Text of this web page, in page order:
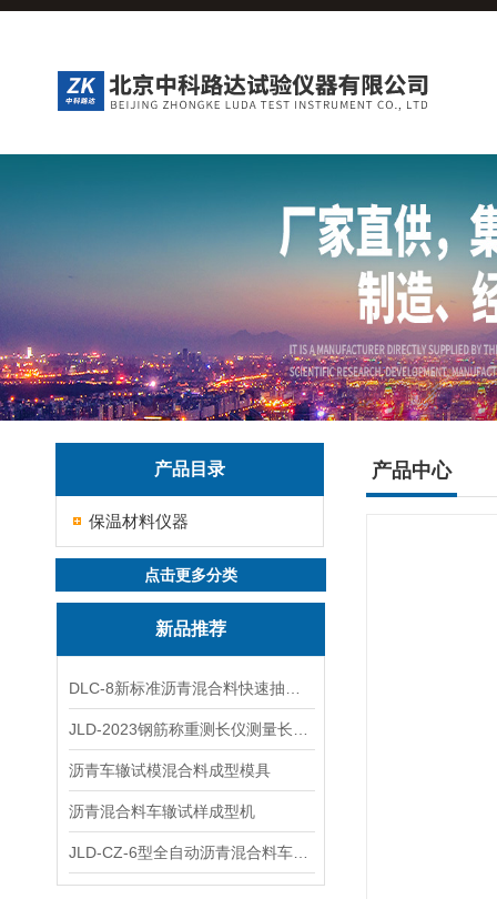
产品目录
保温材料仪器
点击更多分类
新品推荐
沥青车辙试模混合料成型模具
沥青混合料车辙试样成型机
产品中心